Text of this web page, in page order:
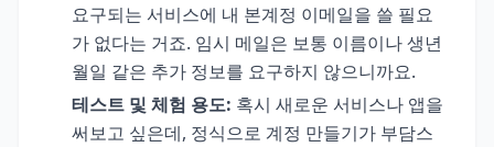
요구되는 서비스에 내 본계정 이메일을 쓸 필요
가 없다는 거죠. 임시 메일은 보통 이름이나 생년
월일 같은 추가 정보를 요구하지 않으니까요.
테스트 및 체험 용도: 혹시 새로운 서비스나 앱을
써보고 싶은데, 정식으로 계정 만들기가 부담스